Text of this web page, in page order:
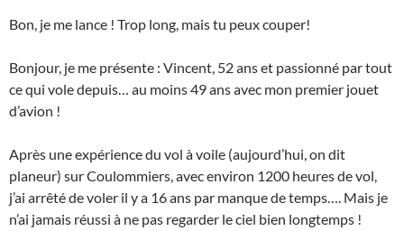
Bon, je me lance ! Trop long, mais tu peux couper!
Bonjour, je me présente : Vincent, 52 ans et passionné par tout
ce qui vole depuis… au moins 49 ans avec mon premier jouet
d’avion !
Après une expérience du vol à voile (aujourd’hui, on dit
planeur) sur Coulommiers, avec environ 1200 heures de vol,
j’ai arrêté de voler il y a 16 ans par manque de temps…. Mais je
n’ai jamais réussi à ne pas regarder le ciel bien longtemps !